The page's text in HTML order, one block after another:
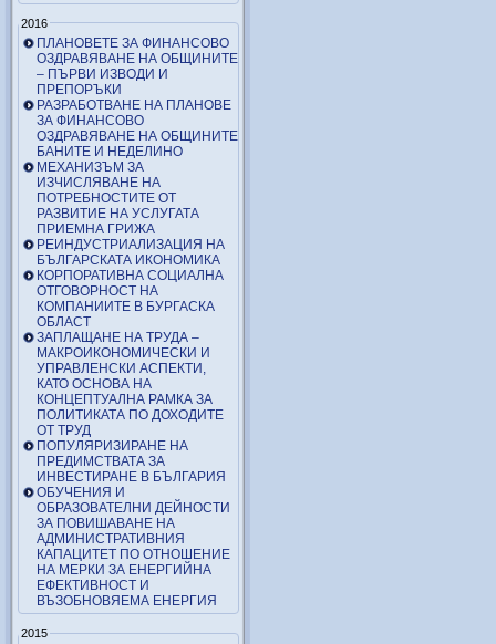
2016
ПЛАНОВЕТЕ ЗА ФИНАНСОВО
ОЗДРАВЯВАНЕ НА ОБЩИНИТЕ
– ПЪРВИ ИЗВОДИ И
ПРЕПОРЪКИ
РАЗРАБОТВАНЕ НА ПЛАНОВЕ
ЗА ФИНАНСОВО
ОЗДРАВЯВАНЕ НА ОБЩИНИТЕ
БАНИТЕ И НЕДЕЛИНО
МЕХАНИЗЪМ ЗА
ИЗЧИСЛЯВАНЕ НА
ПОТРЕБНОСТИТЕ ОТ
РАЗВИТИЕ НА УСЛУГАТА
ПРИЕМНА ГРИЖА
РЕИНДУСТРИАЛИЗАЦИЯ НА
БЪЛГАРСКАТА ИКОНОМИКА
КОРПОРАТИВНА СОЦИАЛНА
ОТГОВОРНОСТ НА
КОМПАНИИТЕ В БУРГАСКА
ОБЛАСТ
ЗАПЛАЩАНЕ НА ТРУДА –
МАКРОИКОНОМИЧЕСКИ И
УПРАВЛЕНСКИ АСПЕКТИ,
КАТО ОСНОВА НА
КОНЦЕПТУАЛНА РАМКА ЗА
ПОЛИТИКАТА ПО ДОХОДИТЕ
ОТ ТРУД
ПОПУЛЯРИЗИРАНЕ НА
ПРЕДИМСТВАТА ЗА
ИНВЕСТИРАНЕ В БЪЛГАРИЯ
ОБУЧЕНИЯ И
ОБРАЗОВАТЕЛНИ ДЕЙНОСТИ
ЗА ПОВИШАВАНЕ НА
АДМИНИСТРАТИВНИЯ
КАПАЦИТЕТ ПО ОТНОШЕНИЕ
НА МЕРКИ ЗА ЕНЕРГИЙНА
ЕФЕКТИВНОСТ И
ВЪЗОБНОВЯЕМА ЕНЕРГИЯ
2015